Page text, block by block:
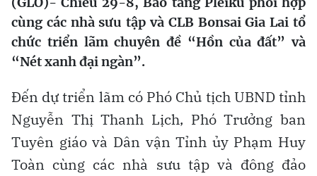
cùng các nhà sưu tập và CLB Bonsai Gia Lai tổ
chức triển lãm chuyên đề “Hồn của đất” và
“Nét xanh đại ngàn”.
Đến dự triển lãm có Phó Chủ tịch UBND tỉnh
Nguyễn Thị Thanh Lịch, Phó Trưởng ban
Tuyên giáo và Dân vận Tỉnh ủy Phạm Huy
Toàn cùng các nhà sưu tập và đông đảo